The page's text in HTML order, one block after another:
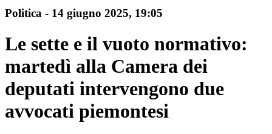
Politica - 14 giugno 2025, 19:05
Le sette e il vuoto normativo:
martedì alla Camera dei
deputati intervengono due
avvocati piemontesi